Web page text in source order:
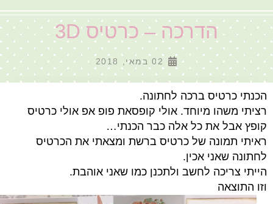
הדרכה – כרטיס 3D
02 במאי, 2018
הכנתי כרטיס ברכה לחתונה.
רציתי משהו מיוחד. אולי קופסאת פופ אפ אולי כרטיס
קופץ אבל את כל אלה כבר הכנתי…
ראיתי תמונה של כרטיס ברשת ומצאתי את הכרטיס
לחתונה שאני אכין.
הייתי צריכה לחשב ולתכנן כמו שאני אוהבת.
וזו התוצאה